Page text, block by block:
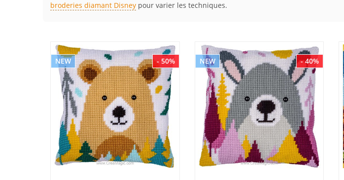
broderies diamant Disney pour varier les techniques.
- 50%
NEW - 40%
NEW